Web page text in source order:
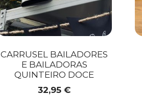
CARRUSEL BAILADORES
E BAILADORAS
QUINTEIRO DOCE
32,95 €